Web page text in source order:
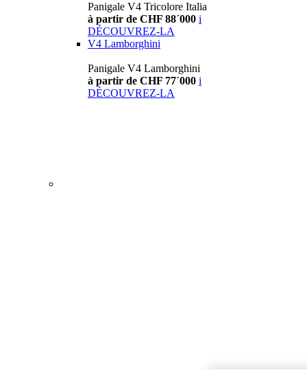
Panigale V4 Tricolore Italia
à partir de CHF 88´000 i
DÉCOUVREZ-LA
V4 Lamborghini
Panigale V4 Lamborghini
à partir de CHF 77´000 i
DÉCOUVREZ-LA